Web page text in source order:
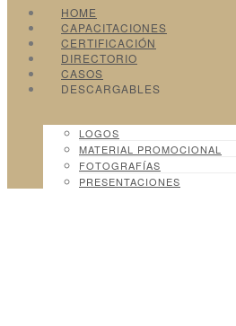
HOME
CAPACITACIONES
CERTIFICACIÓN
DIRECTORIO
CASOS
DESCARGABLES
LOGOS
MATERIAL PROMOCIONAL
FOTOGRAFÍAS
PRESENTACIONES